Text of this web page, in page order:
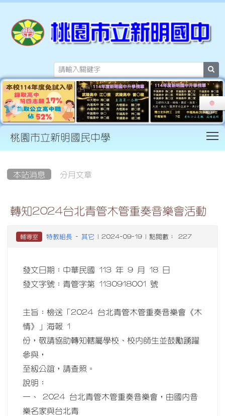
桃園市立新明國民中學
本站消息 分月文章
轉知2024台北青管木管重奏音樂會活動
輔導室 特教組長 - 其它 | 2024-09-19 | 點閱數： 227
發文日期：中華民國 113 年 9 月 18 日
發文字號：青管字第 1130918001 號
主旨：檢送「2024 台北青管木管重奏音樂會《木
情》」海報 1
份，敬請協助轉知轄屬學校、校內師生並鼓勵踴躍
參與，
至紉公誼，請查照。
說明：
一、 2024 台北青管木管重奏音樂會，由國內音
樂名家與台北青